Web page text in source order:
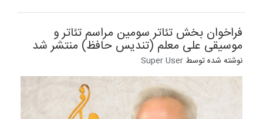
فراخوان بخش تئاتر سومین مراسم تئاتر و
موسیقی علی معلم (تندیس حافظ) منتشر شد
نوشته شده توسط Super User